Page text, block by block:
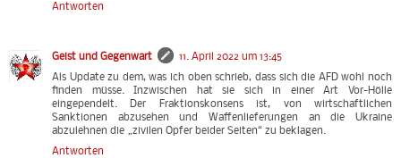
Antworten
Geist und Gegenwart
11. April 2022 um 13:45
Als Update zu dem, was ich oben schrieb, dass sich die AFD wohl noch
finden müsse. Inzwischen hat sie sich in einer Art Vor-Hölle
eingependelt. Der Fraktionskonsens ist, von wirtschaftlichen
Sanktionen abzusehen und Waffenlieferungen an die Ukraine
abzulehnen die „zivilen Opfer beider Seiten“ zu beklagen.
Antworten